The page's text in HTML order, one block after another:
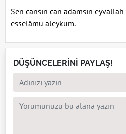
Sen cansın can adamsın
esselâmu aleyküm.
DÜŞÜNCELERİNİ PAYLAŞ!